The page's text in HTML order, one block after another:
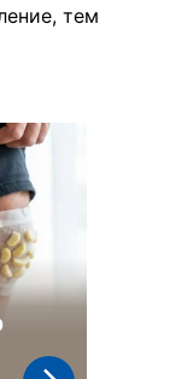
тем